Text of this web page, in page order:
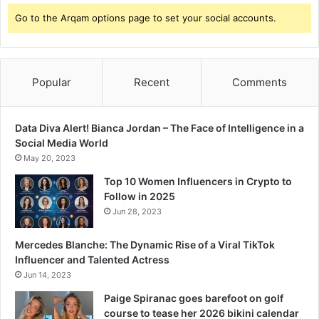
Go to the Arqam options page to set your social accounts.
Popular Recent Comments
Data Diva Alert! Bianca Jordan – The Face of Intelligence in a
Social Media World
May 20, 2023
Top 10 Women Influencers in Crypto to
Follow in 2025
Jun 28, 2023
Mercedes Blanche: The Dynamic Rise of a Viral TikTok
Influencer and Talented Actress
Jun 14, 2023
Paige Spiranac goes barefoot on golf
course to tease her 2026 bikini calendar